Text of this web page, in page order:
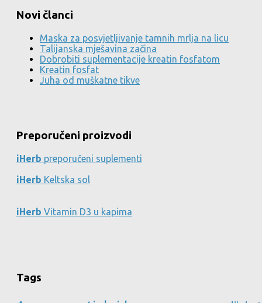
Novi članci
Maska za posvjetljivanje tamnih mrlja na licu
Talijanska mješavina začina
Dobrobiti suplementacije kreatin fosfatom
Kreatin fosfat
Juha od muškatne tikve
Preporučeni proizvodi
iHerb preporučeni suplementi
iHerb Keltska sol
iHerb Vitamin D3 u kapima
Tags